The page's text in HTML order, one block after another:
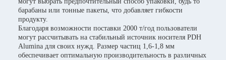
барабаны или тонные пакеты, что добавляет гибкости
продукту.
Благодаря возможности поставки 2000 т/год пользователи
могут рассчитывать на стабильный источник носителя PDH
Alumina для своих нужд. Размер частиц 1,6-1,8 мм
обеспечивает оптимальную производительность в различных